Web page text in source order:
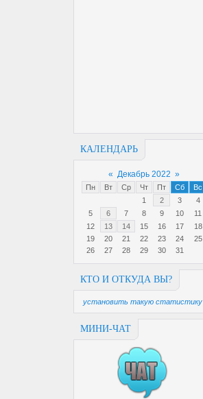
КАЛЕНДАРЬ
« Декабрь 2022 »
Пн Вт Ср Чт Пт Сб
Вс
1
2 3
4
5
6 7 8 9 10
11
12
13 14 15 16 17
18
19
20 21 22 23 24
25
26
27 28 29 30 31
КТО И ОТКУДА ВЫ?
установить такую статистику
МИНИ-ЧАТ